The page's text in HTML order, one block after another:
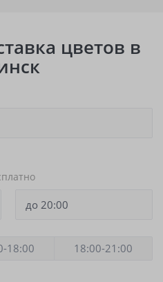
цветов в
18:00 18:00-21:00